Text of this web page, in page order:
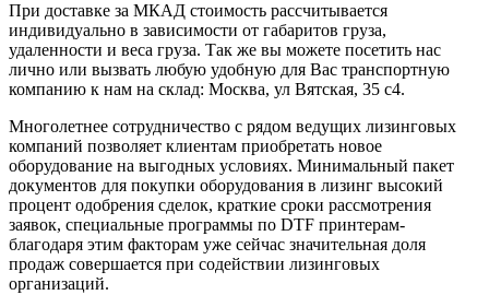
При доставке за МКАД стоимость рассчитывается
индивидуально в зависимости от габаритов груза,
удаленности и веса груза. Так же вы можете посетить нас
лично или вызвать любую удобную для Вас транспортную
компанию к нам на склад: Москва, ул Вятская, 35 c4.
Многолетнее сотрудничество с рядом ведущих лизинговых
компаний позволяет клиентам приобретать новое
оборудование на выгодных условиях. Минимальный пакет
документов для покупки оборудования в лизинг высокий
процент одобрения сделок, краткие сроки рассмотрения
заявок, специальные программы по DTF принтерам-
благодаря этим факторам уже сейчас значительная доля
продаж совершается при содействии лизинговых
организаций.